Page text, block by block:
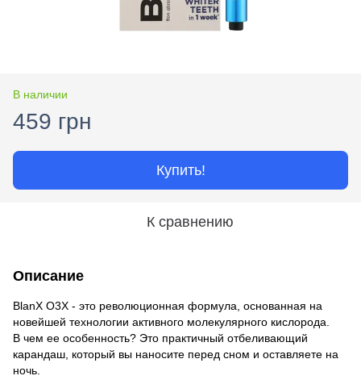
В наличии
459 грн
Купить!
К сравнению
Описание
BlanX O3X - это революционная формула, основанная на
новейшей технологии активного молекулярного кислорода.
В чем ее особенность? Это практичный отбеливающий
карандаш, который вы наносите перед сном и оставляете на
ночь.